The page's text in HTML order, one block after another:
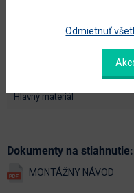
hlavný materiál
Dokumenty na stiahnutie:
Odmietnuť